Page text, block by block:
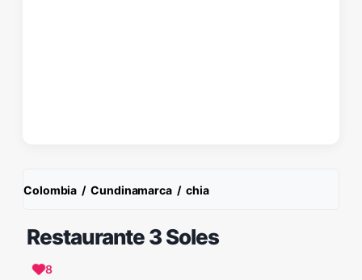
Colombia / Cundinamarca / chia
Restaurante 3 Soles
8